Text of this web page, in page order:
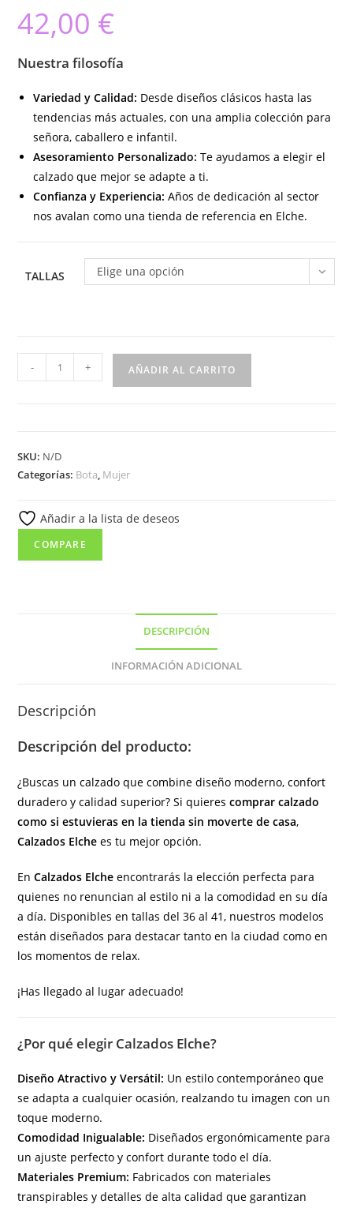
42,00 €
Nuestra filosofía
Variedad y Calidad: Desde diseños clásicos hasta las
tendencias más actuales, con una amplia colección para
señora, caballero e infantil.
Asesoramiento Personalizado: Te ayudamos a elegir el
calzado que mejor se adapte a ti.
Confianza y Experiencia: Años de dedicación al sector
nos avalan como una tienda de referencia en Elche.
TALLAS Elige una opción
Botín
AMARPIES
con
lateral
color
- + AÑADIR AL CARRITO
SKU: N/D
Categorías: Bota, Mujer
Añadir a la lista de deseos
COMPARE
DESCRIPCIÓN
INFORMACIÓN ADICIONAL
Descripción
Descripción del producto:
¿Buscas un calzado que combine diseño moderno, confort
duradero y calidad superior? Si quierescomprar calzado
como si estuvieras en la tienda sin moverte de casa,
Calzados Elche es tu mejor opción.
EnCalzados Elche encontrarás la elección perfecta para
quienes no renuncian al estilo ni a la comodidad en su día
a día. Disponibles en tallas del 36 al 41, nuestros modelos
están diseñados para destacar tanto en la ciudad como en
los momentos de relax.
¡Has llegado al lugar adecuado!
¿Por qué elegir Calzados Elche?
Diseño Atractivo y Versátil: Un estilo contemporáneo que
se adapta a cualquier ocasión, realzando tu imagen con un
toque moderno.
Comodidad Inigualable: Diseñados ergonómicamente para
un ajuste perfecto y confort durante todo el día.
Materiales Premium: Fabricados con materiales
transpirables y detalles de alta calidad que garantizan